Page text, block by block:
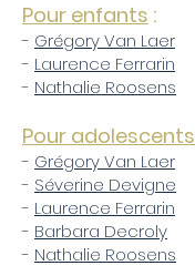
Pour enfants :
- Grégory Van Laer
- Laurence Ferrarin
- Nathalie Roosens
Pour adolescents
- Grégory Van Laer
- Séverine Devigne
- Laurence Ferrarin
- Barbara Decroly
- Nathalie Roosens​